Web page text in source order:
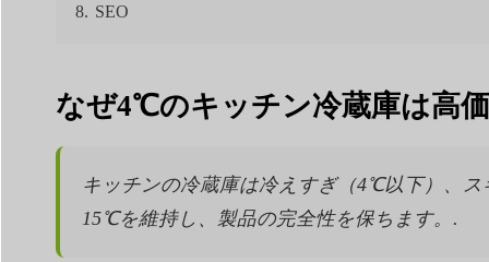
8. SEO
なぜ4℃のキッチン冷蔵庫は高
キッチンの冷蔵庫は冷えすぎ（4℃以下）、
15℃を維持し、製品の完全性を保ちます。.